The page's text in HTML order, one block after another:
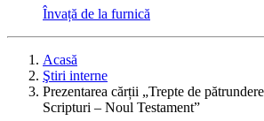
Învață de la furnică
Acasă
Ştiri interne
Prezentarea cărții „Trepte de
Scripturi – Noul Testament”